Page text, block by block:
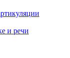
и речи